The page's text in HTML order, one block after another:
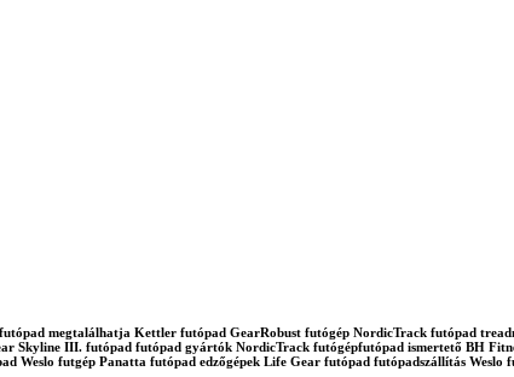
megtalálhatja Kettler futópad GearRobust futógép NordicTrack futópad
Skyline III. futópad futópad gyártók NordicTrack futógépfutópad ismertető BH
Weslo futgép Panatta futópad edzőgépek Life Gear futópad futópadszállítás